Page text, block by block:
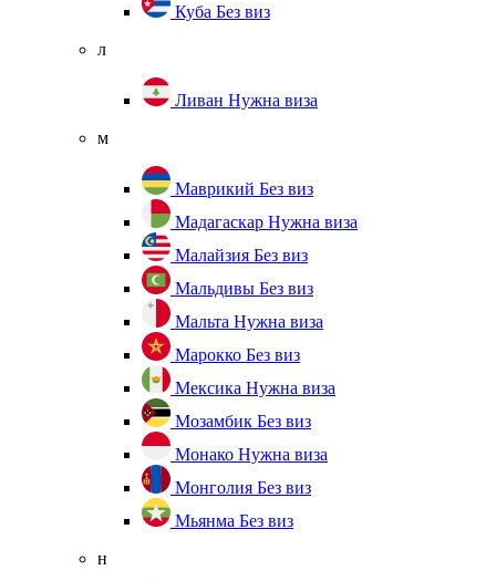
Куба Без виз
л
Ливан Нужна виза
м
Маврикий Без виз
Мадагаскар Нужна виза
Малайзия Без виз
Мальдивы Без виз
Мальта Нужна виза
Марокко Без виз
Мексика Нужна виза
Мозамбик Без виз
Монако Нужна виза
Монголия Без виз
Мьянма Без виз
н